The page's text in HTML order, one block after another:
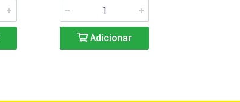
Adicionar